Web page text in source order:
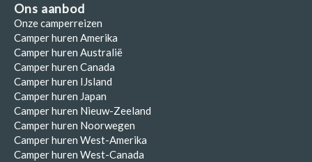
Ons aanbod
Onze camperreizen
Camper huren Amerika
Camper huren Australië
Camper huren Canada
Camper huren IJsland
Camper huren Japan
Camper huren Nieuw-Zeeland
Camper huren Noorwegen
Camper huren West-Amerika
Camper huren West-Canada